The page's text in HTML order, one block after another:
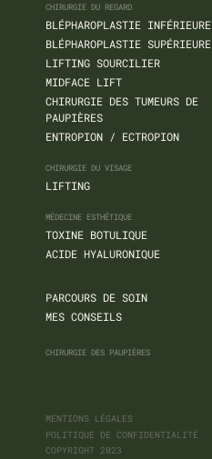
CHIRURGIE DU REGARD
BLÉPHAROPLASTIE INFÉRIEURE
BLÉPHAROPLASTIE SUPÉRIEURE
LIFTING SOURCILIER
MIDFACE LIFT
CHIRURGIE DES TUMEURS DE
PAUPIÈRES
ENTROPION / ECTROPION
CHIRURGIE DU VISAGE
LIFTING
MÉDECINE ESTHÉTIQUE
TOXINE BOTULIQUE
ACIDE HYALURONIQUE
PARCOURS DE SOIN
MES CONSEILS
CHIRURGIE DES PAUPIÈRES
MENTIONS LÉGALES
POLITIQUE DE CONFIDENTIALITÉ
COPYRIGHT 2023